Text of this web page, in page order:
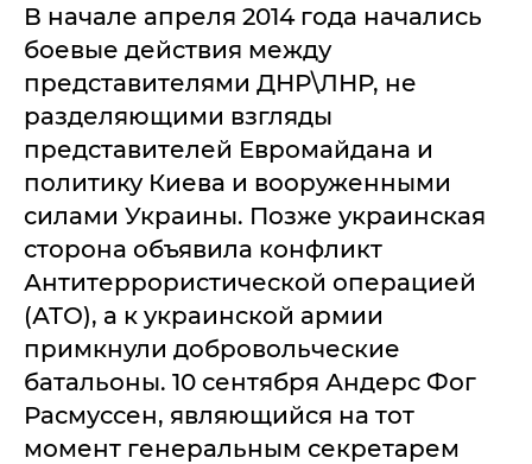
В начале апреля 2014 года начались
боевые действия между
представителями ДНР\ЛНР, не
разделяющими взгляды
представителей Евромайдана и
политику Киева и вооруженными
силами Украины. Позже украинская
сторона объявила конфликт
Антитеррористической операцией
(АТО), а к украинской армии
примкнули добровольческие
батальоны. 10 сентября Андерс Фог
Расмуссен, являющийся на тот
момент генеральным секретарем